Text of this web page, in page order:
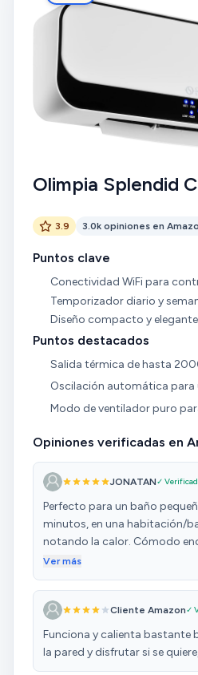
Olimpia Splendid
3.9 3.0k opiniones en
Puntos clave
Conectividad WiFi para
Temporizador diario y
Diseño compacto y
Puntos destacados
Salida térmica de hasta
Oscilación automática para
Modo de ventilador puro
Opiniones verificadas en
JONATAN✓
Perfecto para un baño
minutos, en una habitación/
notando la calor. Cómodo
mando a distancia (proteger
ruidoso, pero aceptable; está
montaje en pared o superficie
con líneas elegantes y
exterior acabado en blanco
Ver más
Cliente Amazon✓
Funciona y calienta bastante
la pared y disfrutar si se